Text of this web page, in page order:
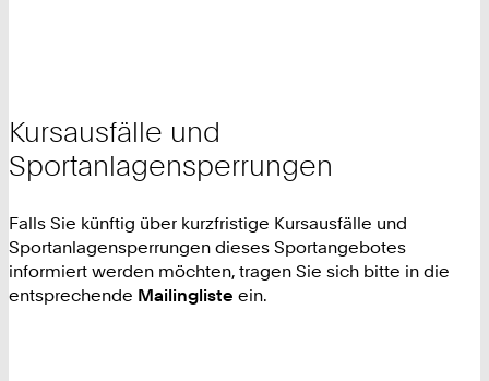
Kursausfälle und
Sportanlagensperrungen
Falls Sie künftig über kurzfristige Kursausfälle und
Sportanlagensperrungen dieses Sportangebotes
informiert werden möchten, tragen Sie sich bitte in die
entsprechende Mailingliste ein.